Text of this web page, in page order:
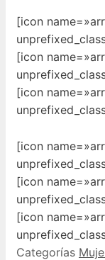
[icon
[icon
[icon
[icon
[icon
[icon
Categorías